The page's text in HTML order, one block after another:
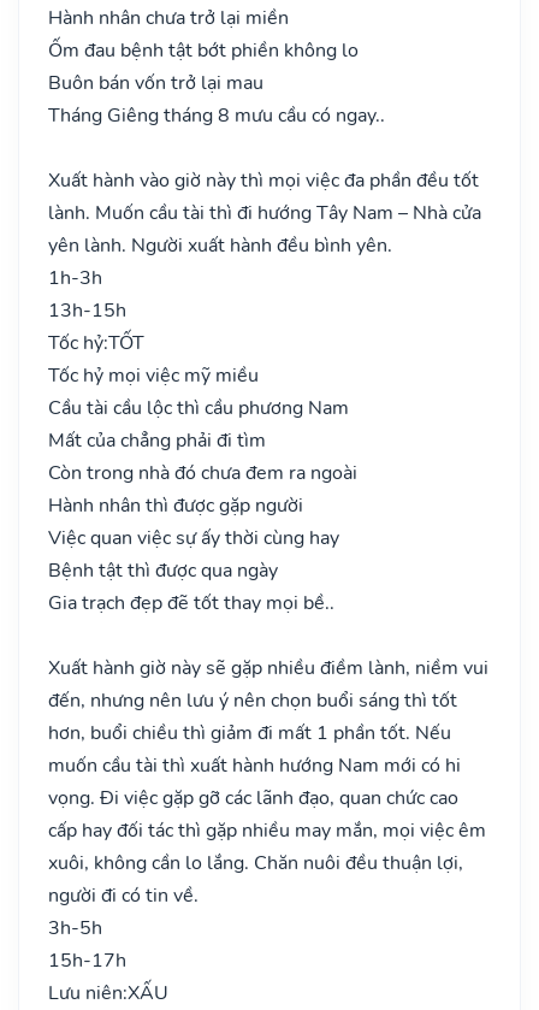
Hành nhân chưa trở lại miền
Ốm đau bệnh tật bớt phiền không lo
Buôn bán vốn trở lại mau
Tháng Giêng tháng 8 mưu cầu có ngay..
Xuất hành vào giờ này thì mọi việc đa phần đều tốt
lành. Muốn cầu tài thì đi hướng Tây Nam – Nhà cửa
yên lành. Người xuất hành đều bình yên.
1h-3h
13h-15h
Tốc hỷ:TỐT
Tốc hỷ mọi việc mỹ miều
Cầu tài cầu lộc thì cầu phương Nam
Mất của chẳng phải đi tìm
Còn trong nhà đó chưa đem ra ngoài
Hành nhân thì được gặp người
Việc quan việc sự ấy thời cùng hay
Bệnh tật thì được qua ngày
Gia trạch đẹp đẽ tốt thay mọi bề..
Xuất hành giờ này sẽ gặp nhiều điềm lành, niềm vui
đến, nhưng nên lưu ý nên chọn buổi sáng thì tốt
hơn, buổi chiều thì giảm đi mất 1 phần tốt. Nếu
muốn cầu tài thì xuất hành hướng Nam mới có hi
vọng. Đi việc gặp gỡ các lãnh đạo, quan chức cao
cấp hay đối tác thì gặp nhiều may mắn, mọi việc êm
xuôi, không cần lo lắng. Chăn nuôi đều thuận lợi,
người đi có tin về.
3h-5h
15h-17h
Lưu niên:XẤU